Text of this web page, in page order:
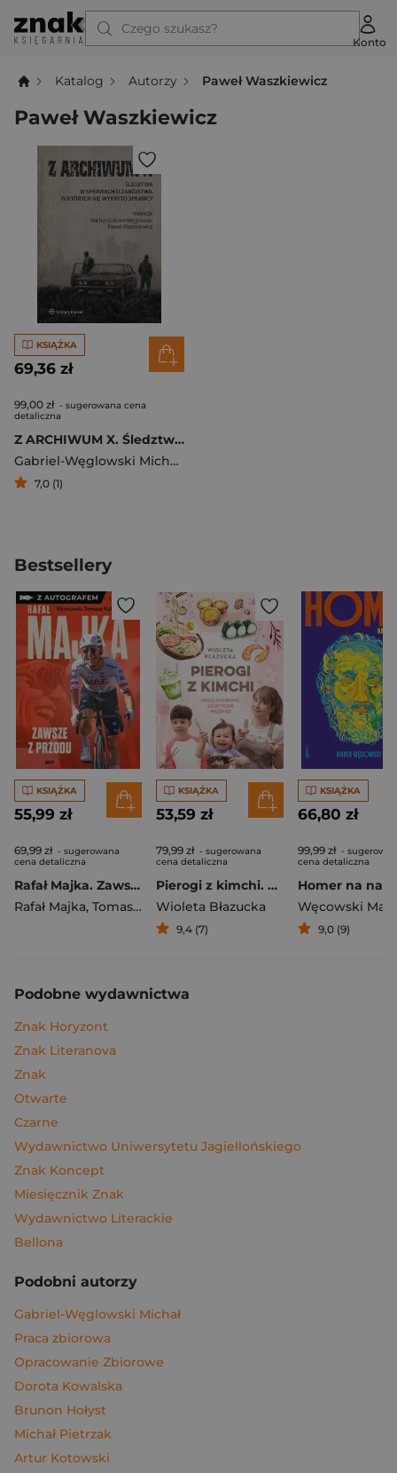
Czego szukasz?
Konto
Katalog Autorzy Paweł Waszkiewicz
Paweł Waszkiewicz
KSIĄŻKA
69,36 zł
99,00 zł - sugerowana cena
detaliczna
Z ARCHIWUM X. Śledztwa w sprawach o zabójstwa, w których nie wykryto sprawcy
Gabriel-Węglowski Michał
7,0 (1)
Bestsellery
KSIĄŻKA
55,99 zł
69,99 zł - sugerowana
cena detaliczna
Rafał Majka. Zawsze z przodu. Rozmawia Tomasz Kalemba - książka z autografem
Rafał Majka, Tomasz Kalemba
KSIĄŻKA
53,59 zł
79,99 zł - sugerowana
cena detaliczna
Pierogi z kimchi. Moje ulubione azjatyckie przepisy
Wioleta Błazucka
9,4 (7)
KSIĄŻKA
66,80 zł
99,99 zł -
cena detaliczna
Węcowski
9,0 (9)
Podobne wydawnictwa
Znak Horyzont
Znak Literanova
Znak
Otwarte
Czarne
Wydawnictwo Uniwersytetu Jagiellońskiego
Znak Koncept
Miesięcznik Znak
Wydawnictwo Literackie
Bellona
Podobni autorzy
Gabriel-Węglowski Michał
Praca zbiorowa
Opracowanie Zbiorowe
Dorota Kowalska
Brunon Hołyst
Michał Pietrzak
Artur Kotowski